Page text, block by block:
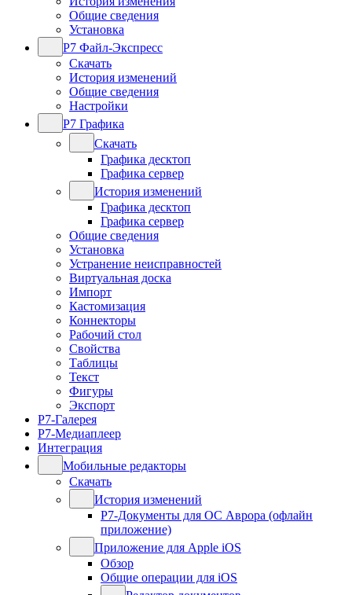
Общие сведения
Установка
Р7 Файл-Экспресс
Скачать
История изменений
Общие сведения
Настройки
Р7 Графика
Скачать
Графика десктоп
Графика сервер
История изменений
Графика десктоп
Графика сервер
Общие сведения
Установка
Устранение неисправностей
Виртуальная доска
Импорт
Кастомизация
Коннекторы
Рабочий стол
Свойства
Таблицы
Текст
Фигуры
Экспорт
Р7-Галерея
Р7-Медиаплеер
Интеграция
Мобильные редакторы
Скачать
История изменений
Р7-Документы для ОС Аврора (офлайн
приложение)
Приложение для Apple iOS
Обзор
Общие операции для iOS